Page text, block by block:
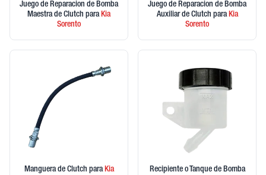
Juego de Reparacion de Bomba
Maestra de Clutch paraKia
Sorento
Juego de Reparacion de Bomba
Auxiliar de Clutch paraKia
Sorento
Manguera de Clutch paraKia
Recipiente o Tanque de Bomba